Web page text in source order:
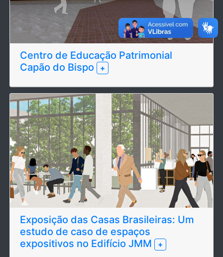
Centro de Educação Patrimonial
Capão do Bispo
+
Exposição das Casas Brasileiras: Um
estudo de caso de espaços
expositivos no Edifício JMM
+